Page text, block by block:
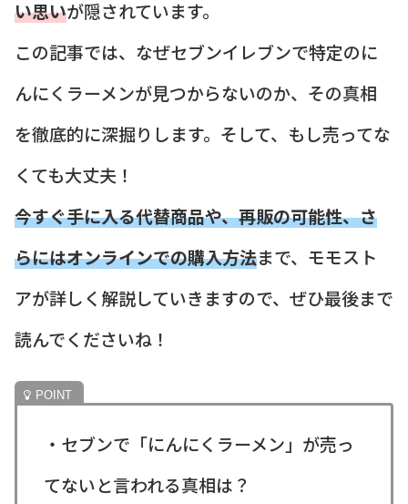
い思いが隠されています。
この記事では、なぜセブンイレブンで特定のに
んにくラーメンが見つからないのか、その真相
を徹底的に深掘りします。そして、もし売ってな
くても大丈夫！
今すぐ手に入る代替商品や、再販の可能性、さ
らにはオンラインでの購入方法まで、モモスト
アが詳しく解説していきますので、ぜひ最後まで
読んでくださいね！
・セブンで「にんにくラーメン」が売っ
てないと言われる真相は？